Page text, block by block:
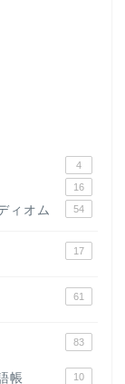
4
16
ィオム 54
17
61
83
帳 10